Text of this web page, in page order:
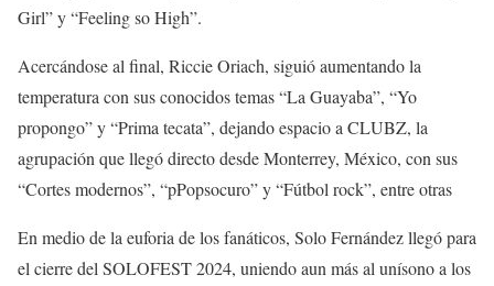
Girl” y “Feeling so High”.
Acercándose al final, Riccie Oriach, siguió aumentando la
temperatura con sus conocidos temas “La Guayaba”, “Yo
propongo” y “Prima tecata”, dejando espacio a CLUBZ, la
agrupación que llegó directo desde Monterrey, México, con sus
“Cortes modernos”, “pPopsocuro” y “Fútbol rock”, entre otras
En medio de la euforia de los fanáticos, Solo Fernández llegó para
el cierre del SOLOFEST 2024, uniendo aun más al unísono a los